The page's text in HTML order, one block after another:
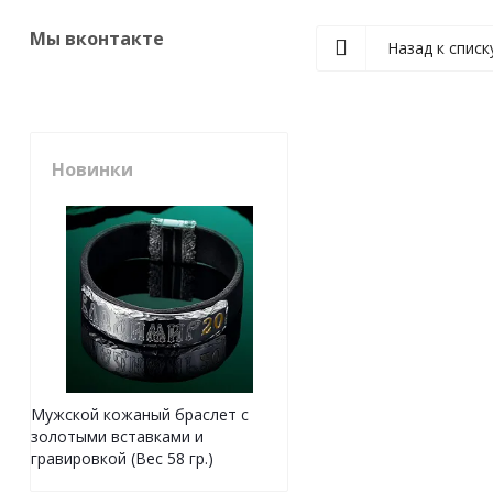
Назад к
Мы вконтакте
Новинки
Мужской кожаный браслет с
золотыми вставками и
гравировкой (Вес 58 гр.)